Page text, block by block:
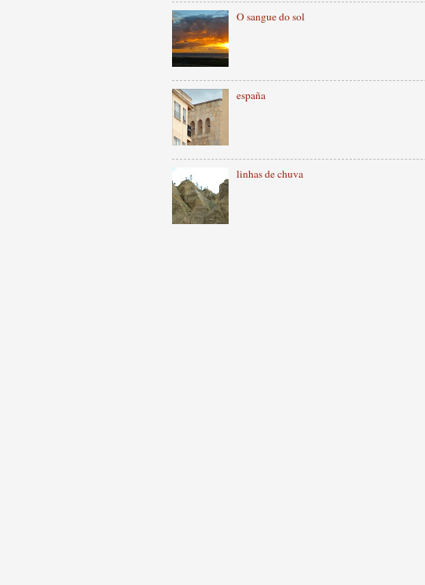
O sangue do sol
españa
linhas de chuva